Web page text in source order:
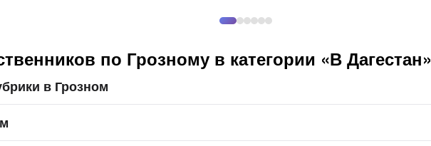
по Грозному в категории «В Дагестан»
в Грозном